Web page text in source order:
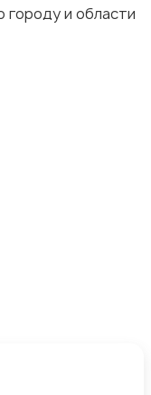
городу и области